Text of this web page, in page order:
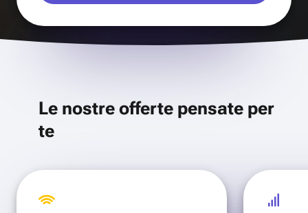
Le nostre offerte pensate per
te